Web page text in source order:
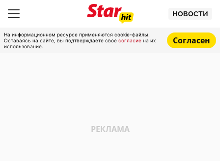
НОВОСТИ
На информационном ресурсе применяются cookie-файлы.
Оставаясь на сайте, вы подтверждаете свое согласие на их
использование.
Согласен